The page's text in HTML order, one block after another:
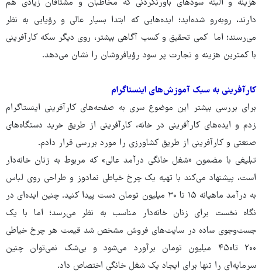
هزینه و البته سودهای باورنکردنی که مخاطبان و مشتاقان زیادی هم
دارند، روبه‌رو شده‌اید؛ ایده‌هایی که ابتدا بسیار عالی و رؤیایی به نظر
می‌رسند؛ اما کمی تحقیق و کسب آگاهی بیشتر، روی دیگر سکه کارآفرینی
با کمترین هزینه و تجارت پر سود رؤیافروشان را نشان می‌دهد.
کارآفرینی به سبک آموزش‌های اینستاگرام
برای بررسی بیشتر این موضوع سری به صفحه‌های کارآفرینی اینستاگرام
زدم و ایده‌های کارآفرینی در خانه، کارآفرینی از طریق خرید دستگاه‌های
صنعتی و کارآفرینی از طریق کشاورزی را مورد بررسی قرار دادم.
تبلیغی با مضمون «شغل خانگی درآمد عالی» که مربوط به زنان خانه‌دار
است، پیشنهاد می‌کند با تهیه یک چرخ خیاطی نمادوز و طراحی روی لباس
به درآمد ماهیانه ۱۵ تا ۳۰ میلیون تومان دست پیدا کنید. چنین ایده‌ای در
نگاه نخست برای زنان خانه‌دار مناسب به نظر می‌رسد؛ اما با یک
جست‌وجوی ساده در سایت‌های فروش مشخص شد قیمت هر چرخ خیاطی
۲۰۰ تا۴۵۰ میلیون تومان برآورد می‌شود و بی‌شک نمی‌توان چنین
سرمایه‌ای را تنها برای ایجاد یک شغل خانگی اختصاص داد.